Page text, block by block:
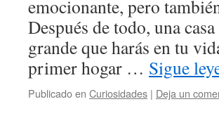
emocionante, pero
Después de todo, una
grande que harás en tu
primer hogar … Sigue
Publicado en Curiosidades | Deja un